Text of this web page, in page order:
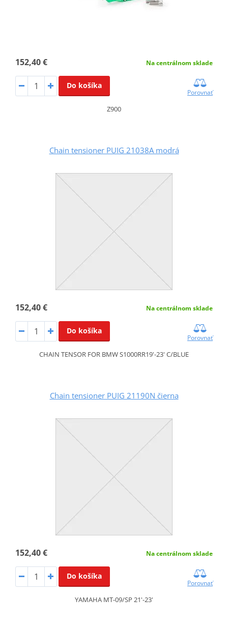
152,40 € Na centrálnom sklade
Do košíka
Porovnať
Z900
Chain tensioner PUIG 21038A modrá
152,40 € Na centrálnom sklade
Do košíka
Porovnať
CHAIN TENSOR FOR BMW S1000RR19'-23' C/BLUE
Chain tensioner PUIG 21190N čierna
152,40 € Na centrálnom sklade
Do košíka
Porovnať
YAMAHA MT-09/SP 21'-23'